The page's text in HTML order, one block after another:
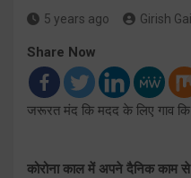
5 years ago Girish
Share Now
जरूरत मंद कि मदद के लिए गाव कि
कोरोना काल में अपने दैनिक काम